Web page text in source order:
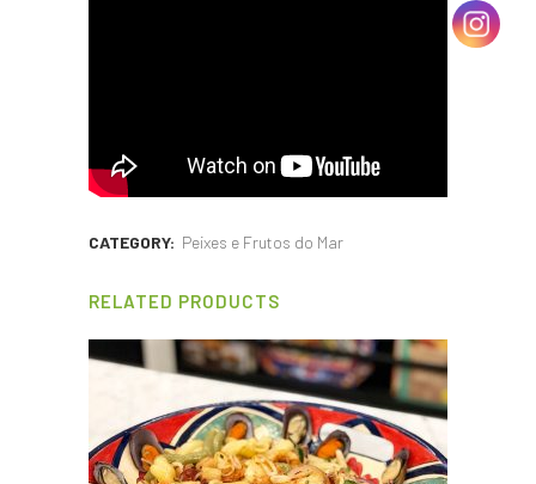
CATEGORY: Peixes e Frutos do Mar
RELATED PRODUCTS